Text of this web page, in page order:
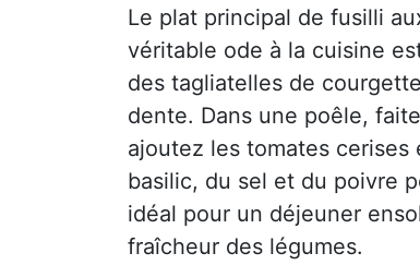
Le plat principal de fusilli
véritable ode à la cuisine
des tagliatelles de
dente. Dans une poêle,
ajoutez les tomates
basilic, du sel et du poivre
idéal pour un déjeuner
fraîcheur des légumes.